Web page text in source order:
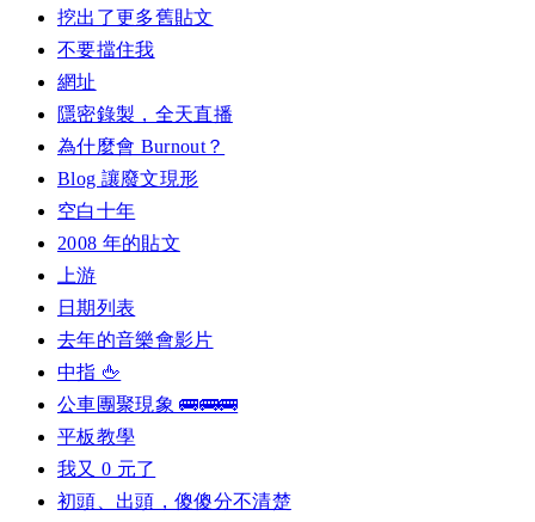
挖出了更多舊貼文
不要擋住我
網址
隱密錄製，全天直播
為什麼會 Burnout？
Blog 讓廢文現形
空白十年
2008 年的貼文
上游
日期列表
去年的音樂會影片
中指 🖕
公車團聚現象 🚌🚌🚌
平板教學
我又 0 元了
初頭、出頭，傻傻分不清楚